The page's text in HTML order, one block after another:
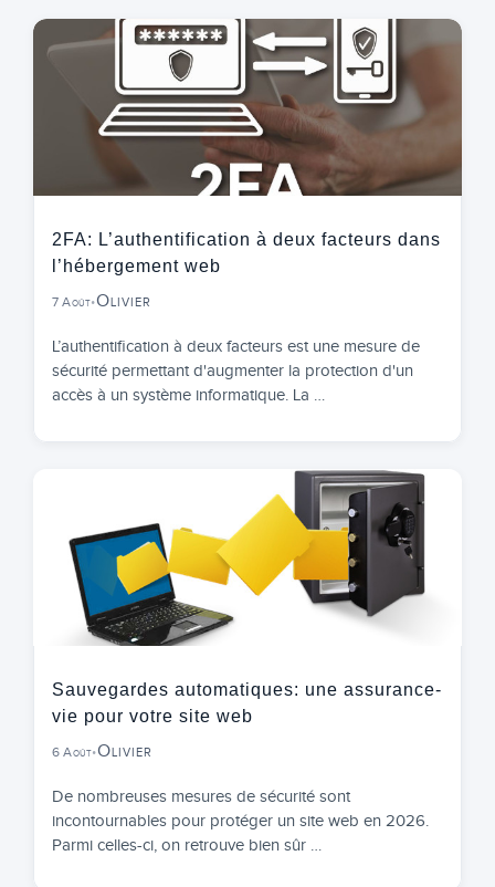
2FA: L’authentification à deux facteurs dans
l’hébergement web
7 Août•Olivier
L’authentification à deux facteurs est une mesure de
sécurité permettant d'augmenter la protection d'un
accès à un système informatique. La …
Sauvegardes automatiques: une assurance-
vie pour votre site web
6 Août•Olivier
De nombreuses mesures de sécurité sont
incontournables pour protéger un site web en 2026.
Parmi celles-ci, on retrouve bien sûr …